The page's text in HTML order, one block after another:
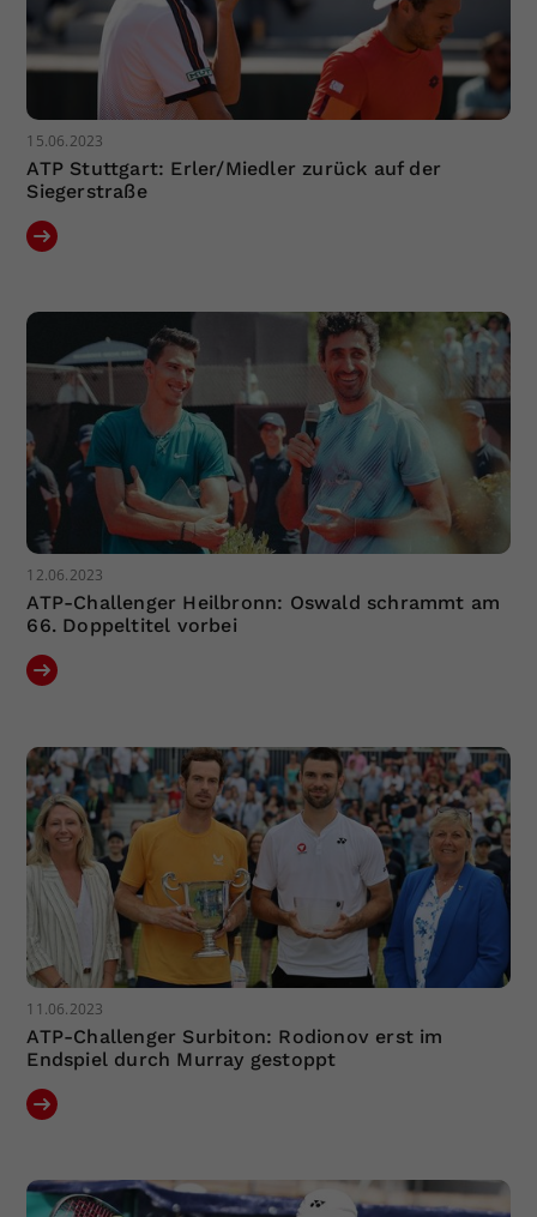
15.06.2023
ATP Stuttgart: Erler/Miedler zurück auf der
Siegerstraße
12.06.2023
ATP-Challenger Heilbronn: Oswald schrammt am
66. Doppeltitel vorbei
11.06.2023
ATP-Challenger Surbiton: Rodionov erst im
Endspiel durch Murray gestoppt